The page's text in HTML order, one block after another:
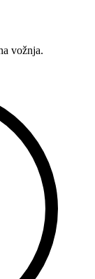
vožnja.